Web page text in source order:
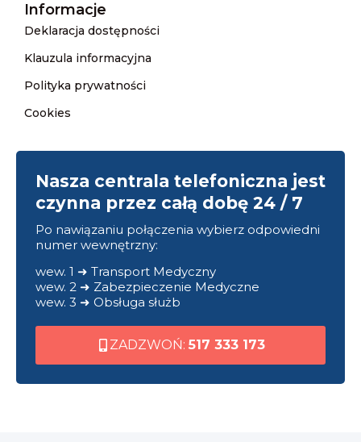
Informacje
Deklaracja dostępności
Klauzula informacyjna
Polityka prywatności
Cookies
Nasza centrala telefoniczna jest
czynna przez całą dobę 24 / 7
Po nawiązaniu połączenia wybierz odpowiedni
numer wewnętrzny:
wew. 1 ➜ Transport Medyczny
wew. 2 ➜ Zabezpieczenie Medyczne
wew. 3 ➜ Obsługa służb
ZADZWOŃ: 517 333 173